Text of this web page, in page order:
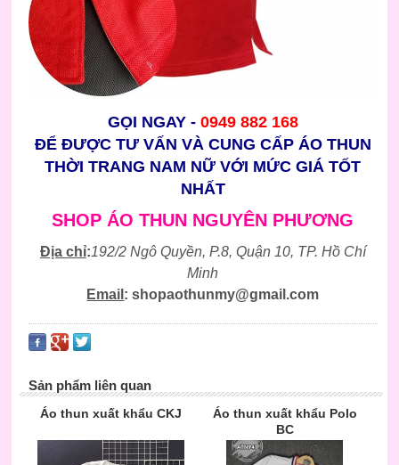
GỌI NGAY - 0949 882 168
ĐỂ ĐƯỢC TƯ VẤN VÀ CUNG CẤP ÁO THUN
THỜI TRANG NAM NỮ VỚI MỨC GIÁ TỐT
NHẤT
SHOP ÁO THUN NGUYÊN PHƯƠNG
Địa chỉ:192/2 Ngô Quyền, P.8, Quận 10, TP. Hồ Chí
Minh
Email :shopaothunmy@gmail.com
Sản phẩm liên quan
Áo thun xuất khẩu CKJ
Áo thun xuất khẩu Polo
BC